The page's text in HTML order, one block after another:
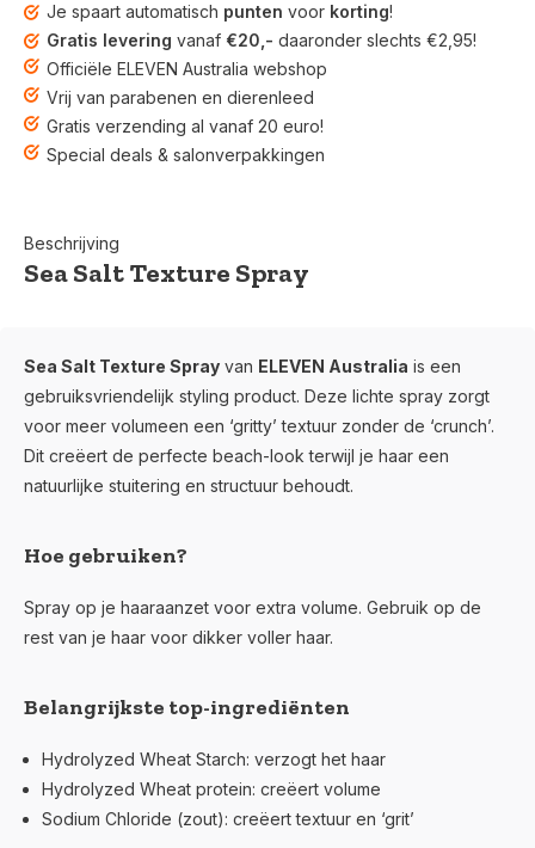
Je spaart automatisch punten voor korting!
Gratis levering vanaf €20,- daaronder slechts €2,95!
Officiële ELEVEN Australia webshop
Vrij van parabenen en dierenleed
Gratis verzending al vanaf 20 euro!
Special deals & salonverpakkingen
Beschrijving
Sea Salt Texture Spray
Sea Salt Texture Spray van ELEVEN Australia is een
gebruiksvriendelijk styling product. Deze lichte spray zorgt
voor meer volumeen een ‘gritty’ textuur zonder de ‘crunch’.
Dit creëert de perfecte beach-look terwijl je haar een
natuurlijke stuitering en structuur behoudt.
Hoe gebruiken?
Spray op je haaraanzet voor extra volume. Gebruik op de
rest van je haar voor dikker voller haar.
Belangrijkste top-ingrediënten
Hydrolyzed Wheat Starch: verzogt het haar
Hydrolyzed Wheat protein: creëert volume
Sodium Chloride (zout): creëert textuur en ‘grit’